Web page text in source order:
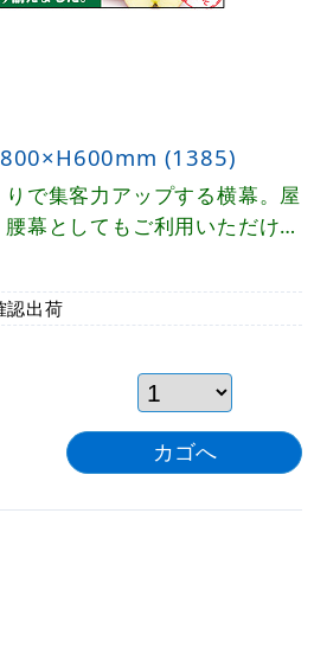
(1385)
で集客力アップする横幕。屋
幕としてもご利用いただけま
認出荷